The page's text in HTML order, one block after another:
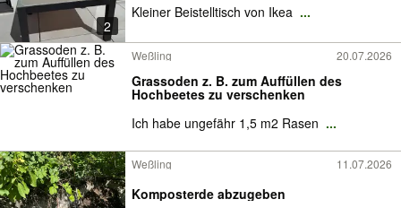
2
Kleiner Beistelltisch von Ikea ...
Weßling 20.07.2026
Grassoden z. B. zum Auffüllen des
Hochbeetes zu verschenken
Ich habe ungefähr 1,5 m2 Rasen ...
Weßling 11.07.2026
Komposterde abzugeben